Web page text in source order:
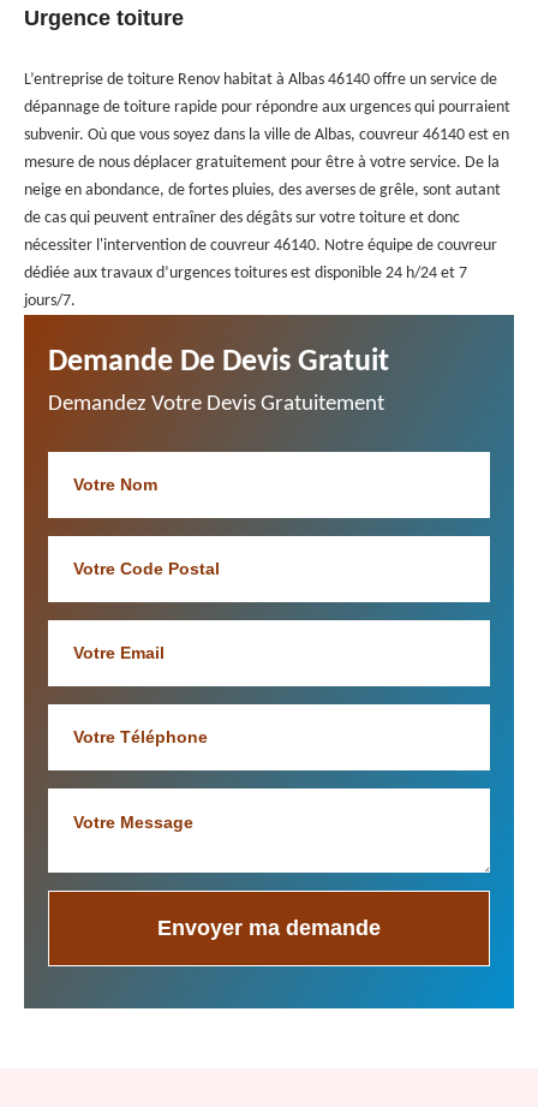
Urgence toiture
L’entreprise de toiture Renov habitat à Albas 46140 offre un service de
dépannage de toiture rapide pour répondre aux urgences qui pourraient
subvenir. Où que vous soyez dans la ville de Albas, couvreur 46140 est en
mesure de nous déplacer gratuitement pour être à votre service. De la
neige en abondance, de fortes pluies, des averses de grêle, sont autant
de cas qui peuvent entraîner des dégâts sur votre toiture et donc
nécessiter l'intervention de couvreur 46140. Notre équipe de couvreur
dédiée aux travaux d’urgences toitures est disponible 24 h/24 et 7
jours/7.
Demande De Devis Gratuit
Demandez Votre Devis Gratuitement